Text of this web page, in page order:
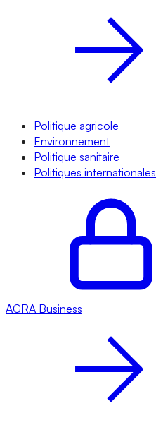
Politique agricole
Environnement
Politique sanitaire
Politiques internationales
AGRA Business